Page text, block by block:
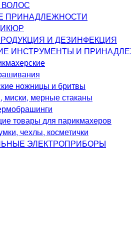
ПРИНАДЛЕЖНОСТИ
И ДЕЗИНФЕКЦИЯ
ИНСТРУМЕНТЫ И
ножницы и бритвы
миски, мерные стаканы
товары для парикмахеров
чехлы, косметички
ЭЛЕКТРОПРИБОРЫ